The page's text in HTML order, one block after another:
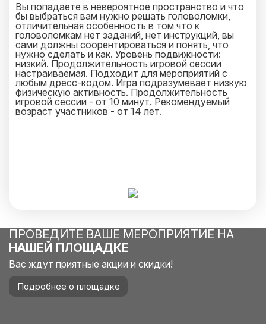
Вы попадаете в невероятное пространство и что
бы выбраться вам нужно решать головоломки,
отличительная особенность в том что к
головоломкам нет заданий, нет инструкций, вы
сами должны соорентироваться и понять, что
нужно сделать и как. Уровень подвижности:
низкий. Продолжительность игровой сессии
настраиваемая. Подходит для мероприятий с
любым дресс-кодом. Игра подразумевает низкую
физическую активность. Продолжительность
игровой сессии - от 10 минут. Рекомендуемый
возраст участников - от 14 лет.
ПРОВЕДИТЕ ВАШЕ МЕРОПРИЯТИЕ НА
НАШЕЙ ПЛОЩАДКЕ
Вас ждут приятные акции и скидки!
Подробнее о площадке